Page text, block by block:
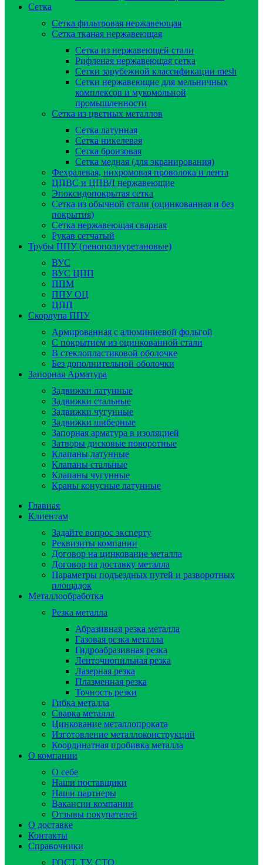
Сетка
Сетка фильтровая нержавеющая
Сетка тканая нержавеющая
Сетка из нержавеющей стали
Рифленая нержавеющая сетка
Сетки зарубежной классификации mesh
Сетки нержавеющие для мельничных
комплексов и мукомольной
промышленности
Сетка из цветных металлов
Сетка латунная
Сетка никелевая
Сетка бронзовая
Сетка медная (для экранирования)
Фехралевая, нихромовая проволока и лента
ЦПВС и ЦПВЛ нержавеющие
Эпоксидопокрытая сетка
Сетка из обычной стали (оцинкованная и без
покрытия)
Сетка нержавеющая сварная
Рукав сетчатый
Трубы ППУ (пенополиуретановые)
ВУС
ВУС ЦПП
ППМ
ППУ ОЦ
ЦПП
Скорлупа ППУ
Армированная с алюминиевой фольгой
C покрытием из оцинкованной стали
В стеклопластиковой оболочке
Без дополнительной оболочки
Запорная Арматура
Задвижки латунные
Задвижки стальные
Задвижки чугунные
Задвижки шиберные
Запорная арматура в изоляцией
Затворы дисковые поворотные
Клапаны латунные
Клапаны стальные
Клапаны чугунные
Краны конусные латунные
Главная
Клиентам
Задайте вопрос эксперту
Реквизиты компании
Договор на цинкование металла
Договор на доставку металла
Параметры подъездных путей и разворотных
площадок
Металлообработка
Резка металла
Абразивная резка металла
Газовая резка металла
Гидроaбразивная резка
Ленточнопильная резка
Лазерная резка
Плазменная резка
Точность резки
Гибка металла
Сварка металла
Цинкование металлопроката
Изготовление металлоконструкций
Координатная пробивка металла
О компании
О себе
Наши поставщики
Наши партнеры
Вакансии компании
Отзывы покупателей
О доставке
Контакты
Справочники
ГОСТ, ТУ, СТО